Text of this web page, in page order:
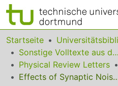
Bereiche & Sammlungen
Das gesamte Repositorium
Statistiken
Startseite
Sonstige Volltexte aus dem Bibliotheksangebot
Physical Review Letters
Effects of Synaptic Noise and Filtering on the